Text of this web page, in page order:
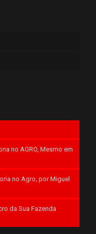
no AGRO, Mesmo em
no Agro, por Miguel
da Sua Fazenda